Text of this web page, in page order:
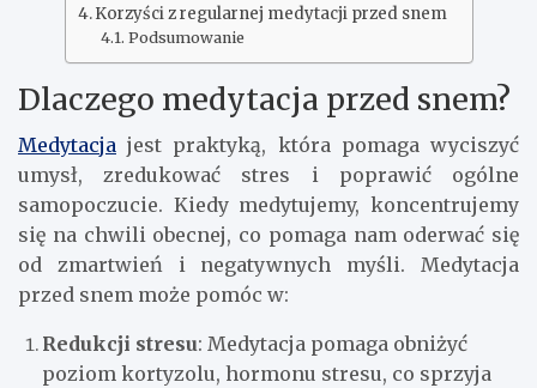
Korzyści z regularnej medytacji przed snem
Podsumowanie
Dlaczego medytacja przed snem?
Medytacja jest praktyką, która pomaga wyciszyć
umysł, zredukować stres i poprawić ogólne
samopoczucie. Kiedy medytujemy, koncentrujemy
się na chwili obecnej, co pomaga nam oderwać się
od zmartwień i negatywnych myśli. Medytacja
przed snem może pomóc w:
Redukcji stresu: Medytacja pomaga obniżyć
poziom kortyzolu, hormonu stresu, co sprzyja